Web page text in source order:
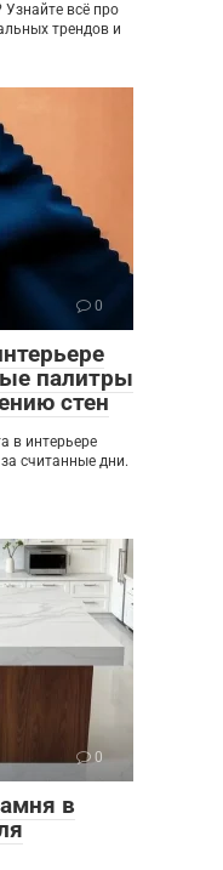
Узнайте всё про
трендов и
0
палитры
стен
в интерьере
считанные дни.
0
в